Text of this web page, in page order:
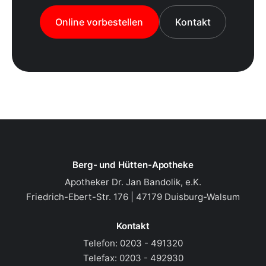
Online vorbestellen Kontakt
Berg- und Hütten-Apotheke
Apotheker Dr. Jan Bandolik, e.K.
Friedrich-Ebert-Str. 176 | 47179 Duisburg-Walsum
Kontakt
Telefon: 0203 - 491320
Telefax: 0203 - 492930